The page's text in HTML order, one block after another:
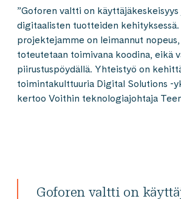
”Goforen valtti on käyttäjäkeskeisyys
digitaalisten tuotteiden
projektejamme on leimannut
toteutetaan toimivana koodina, eikä
piirustuspöydällä. Yhteistyö on
toimintakulttuuria Digital Solutions -
kertoo Voithin teknologiajohtaja
Goforen valtti on